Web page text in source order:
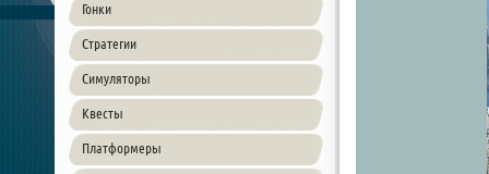
Гонки
Стратегии
Симуляторы
Квесты
Платформеры